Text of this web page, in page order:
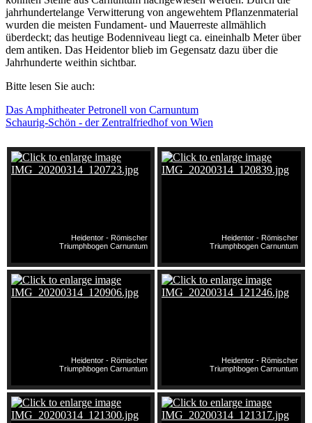
jahrhundertelange Verwitterung von angewehtem Pflanzenmaterial
wurden die meisten Fundament- und Mauerreste allmählich
überdeckt; das heutige Bodenniveau liegt ca. eineinhalb Meter über
dem antiken. Das Heidentor blieb im Gegensatz dazu über die
Jahrhunderte weithin sichtbar.
Bitte lesen Sie auch:
Das Amphitheater Petronell von Carnuntum
Schaurig-Schön - der Zentralfriedhof von Wien
Heidentor - Römischer
Triumphbogen Carnuntum
Heidentor - Römischer
Triumphbogen Carnuntum
Heidentor - Römischer
Triumphbogen Carnuntum
Heidentor - Römischer
Triumphbogen Carnuntum